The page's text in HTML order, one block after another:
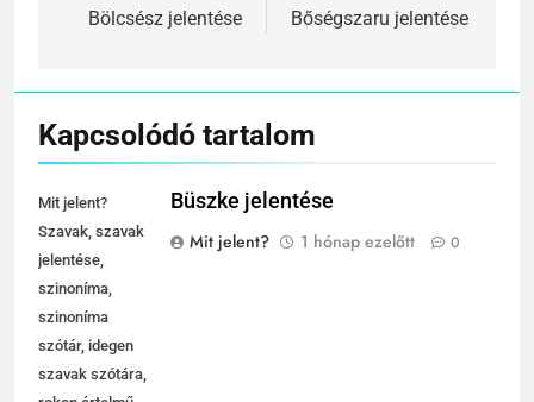
navigáció
Bölcsész jelentése
Bőségszaru jelentése
Kapcsolódó tartalom
Mit jelent?
Szavak, szavak
jelentése,
szinoníma,
szinoníma
szótár, idegen
szavak szótára,
Büszke jelentése
Mit jelent?
1 hónap ezelőtt 0